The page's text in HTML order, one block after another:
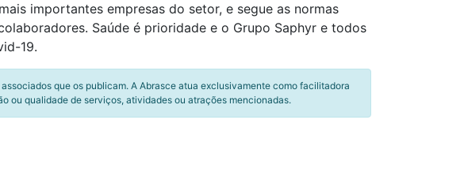
importantes empresas do setor, e segue as normas
Saúde é prioridade e o Grupo Saphyr e todos
19.
que os publicam. A Abrasce atua exclusivamente como facilitadora
ou qualidade de serviços, atividades ou atrações mencionadas.